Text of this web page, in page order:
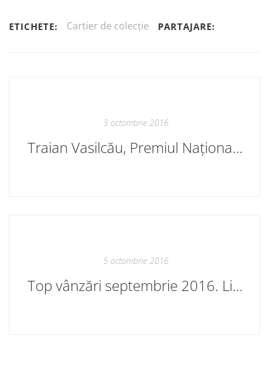
ETICHETE: Cartier de colecție PARTAJARE:
3 octombrie 2016
Traian Vasilcău, Premiul Național 2016
5 octombrie 2016
Top vânzări septembrie 2016. Librăriile Cartier